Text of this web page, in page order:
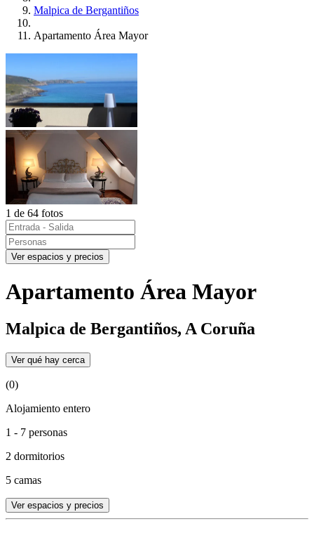
Malpica de Bergantiños
Apartamento Área Mayor
1 de 64 fotos
Ver espacios y precios
Apartamento Área Mayor
Malpica de Bergantiños, A Coruña
Ver qué hay cerca
(0)
Alojamiento entero
1 - 7 personas
2 dormitorios
5 camas
Ver espacios y precios